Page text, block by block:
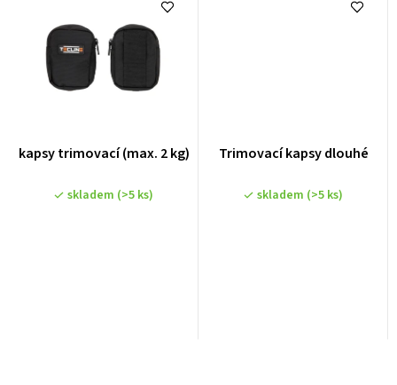
kapsy trimovací (max. 2 kg)
skladem (>5 ks)
Trimovací kapsy dlouhé
skladem (>5 ks)